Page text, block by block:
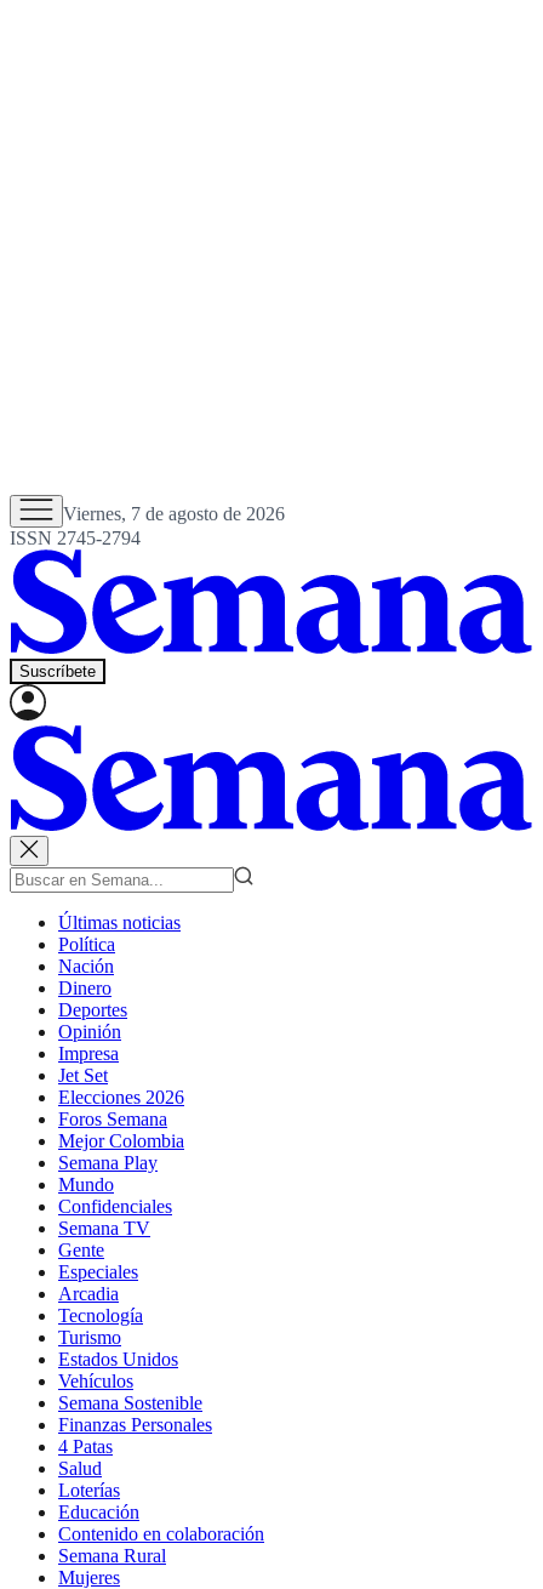
Viernes, 7 de agosto de 2026
ISSN 2745-2794
Suscríbete
Últimas noticias
Política
Nación
Dinero
Deportes
Opinión
Impresa
Jet Set
Elecciones 2026
Foros Semana
Mejor Colombia
Semana Play
Mundo
Confidenciales
Semana TV
Gente
Especiales
Arcadia
Tecnología
Turismo
Estados Unidos
Vehículos
Semana Sostenible
Finanzas Personales
4 Patas
Salud
Loterías
Educación
Contenido en colaboración
Semana Rural
Mujeres